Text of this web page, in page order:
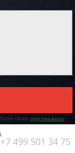
своих персональных
+7 499 501 34 75